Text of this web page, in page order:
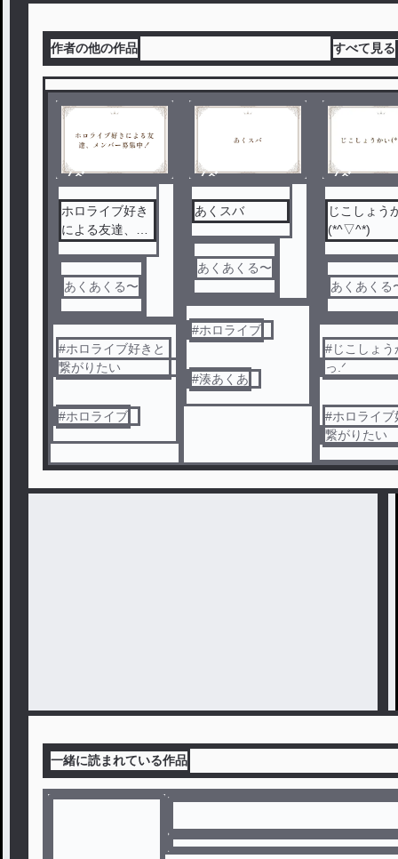
作者の他の作品 すべて見る
ノベ
ホロライブ好き
による友達、メ
あくあくる〜
#ホロライブ好きと
繋がりたい
#ホロライブ
ノベ
あくスバ
あくあくる〜
#ホロライブ
#湊あくあ
ノベ
じこしょう
(*^▽^*)
あくあくる
#じこしょう
っ.ᐟ
#ホロライブ
繋がりたい
一緒に読まれている作品